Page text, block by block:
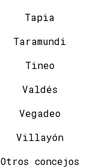
Tapia
Taramundi
Tineo
Valdés
Vegadeo
Villayón
Otros concejos